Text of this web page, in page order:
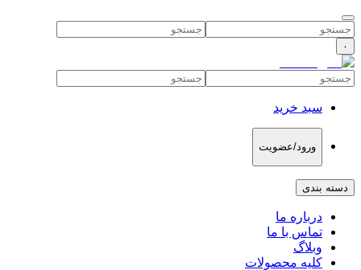
۰
سبد خرید
ورود/عضویت
دسته بندی
درباره ما
تماس با ما
وبلاگ
کلیه محصولات